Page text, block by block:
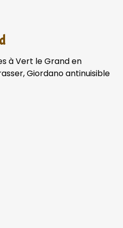
à Vert le Grand en
Giordano antinuisible